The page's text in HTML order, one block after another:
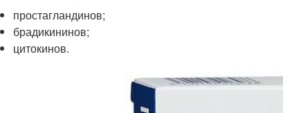
простагландинов;
брадикининов;
цитокинов.